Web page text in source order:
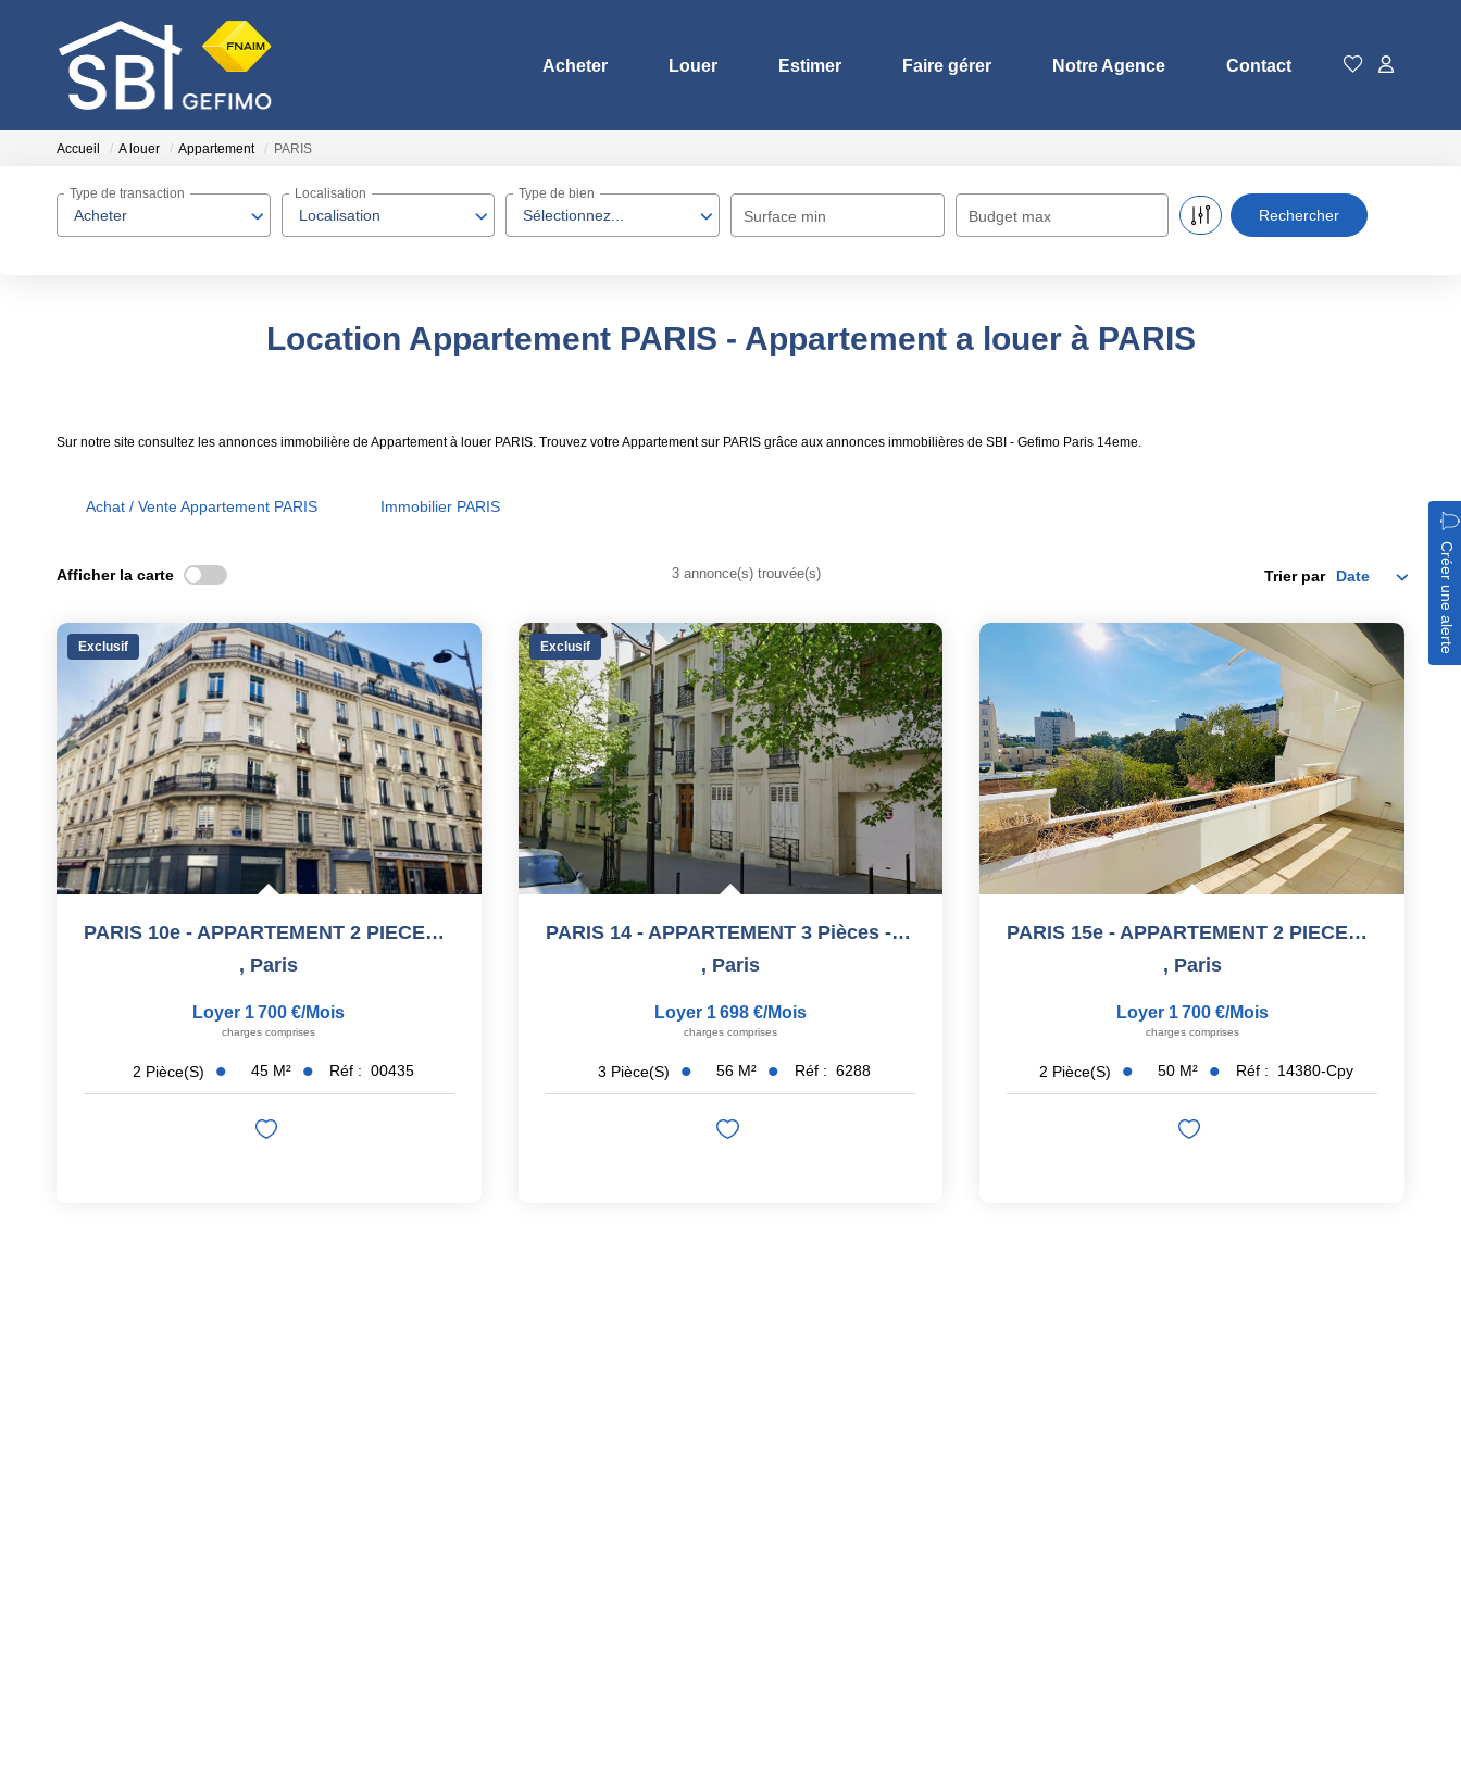
Acheter Louer Estimer Faire gérer Notre Agence Contact
Accueil A louer Appartement PARIS
Acheter
Type de transaction
Localisation
Localisation
Sélectionnez...
Type de bien
Surface min Budget max
Location Appartement PARIS - Appartement a louer à PARIS
Sur notre site consultez les annonces immobilière de Appartement à louer PARIS. Trouvez votre Appartement sur PARIS grâce aux annonces immobilières de SBI - Gefimo Paris 14eme.
Achat / Vente Appartement PARIS Immobilier PARIS
Créer une alerte
Afficher la carte 3 annonce(s) trouvée(s) Trier par
Exclusif
PARIS 10e - APPARTEMENT 2 PIECES AVEC BALCON - 45 M2
, Paris
Loyer 1 700 €/mois
charges comprises
2 Pièce(s) 45 M² Réf : 00435
Exclusif
PARIS 14 - APPARTEMENT 3 Pièces - 56.4 M2
, Paris
Loyer 1 698 €/mois
charges comprises
3 Pièce(s) 56 M² Réf : 6288
PARIS 15e - APPARTEMENT 2 PIECES AVEC BALCON + PARKING -...
, Paris
Loyer 1 700 €/mois
charges comprises
2 Pièce(s) 50 M² Réf : 14380-Cpy